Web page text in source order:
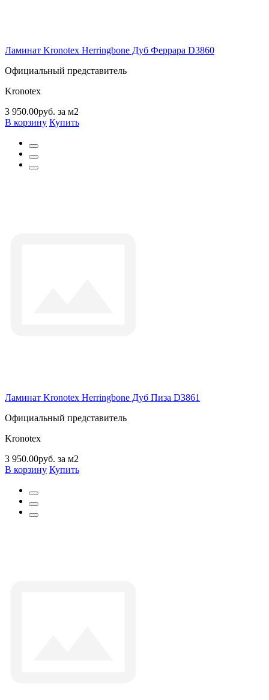
Ламинат Kronotex Herringbone Дуб Феррара D3860
Официальный представитель
Kronotex
3 950.00руб. за м2
В корзину Купить
Ламинат Kronotex Herringbone Дуб Пиза D3861
Официальный представитель
Kronotex
3 950.00руб. за м2
В корзину Купить